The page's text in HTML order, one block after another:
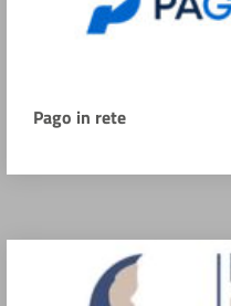
Pago in rete